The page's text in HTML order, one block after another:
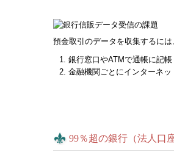
預金取引のデータを収集するに
銀行窓口やATMで通帳に記帳
金融機関ごとにインターネ
99％超の銀行（法人口